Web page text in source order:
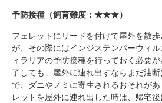
予防接種（飼育難度：★★★）
フェレットにリードを付けて屋外を散
が、その際にはインジステンパーウィ
ィラリアの予防接種を行っておく必要
了しても、屋外に連れ出すならまだ油
で、ダニやノミに寄生されるおそれが
レットを屋外に連れ出した時は、帰宅